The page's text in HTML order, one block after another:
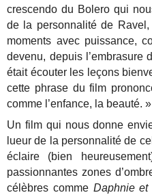
crescendo du Bolero qui
de la personnalité de
moments avec puissance,
devenu, depuis l’embrasure
était écouter les leçons
cette phrase du film
comme l’enfance, la beauté. »
Un film qui nous donne
lueur de la personnalité de
éclaire (bien
passionnantes zones
célèbres comme Daphnie et